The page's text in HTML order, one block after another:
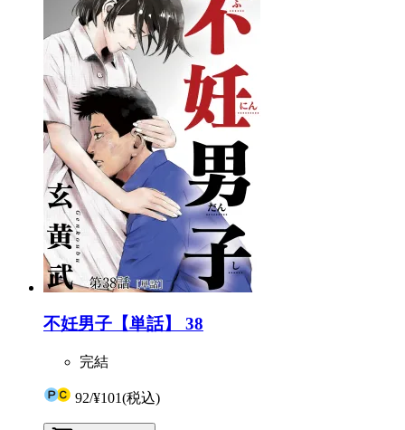
不妊男子【単話】 38
完結
92/¥101(税込)